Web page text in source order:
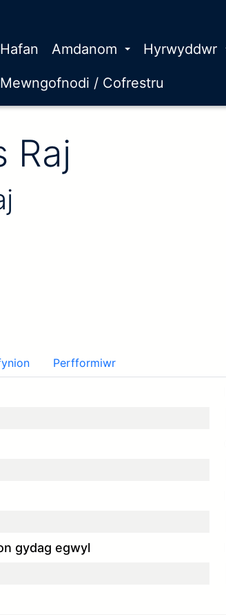
Hafan Amdanom Hyrwyddwr
Mewngofnodi / Cofrestru
Raj
Perfformiwr
gydag egwyl